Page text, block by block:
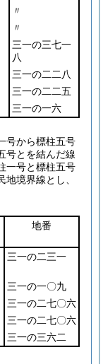
〃
〃
三一の三七一
八
三一の二二八
三一の二二五
三一の一六
号から標柱五号
号とを結んだ線
一号と標柱五号
境界線とし、
地番
三一の二三一
三一の一〇九
三一の二七〇六
三一の二七〇六
三一の三六二